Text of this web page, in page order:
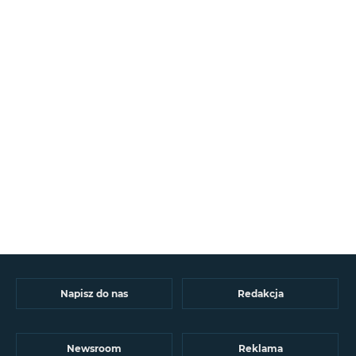
Napisz do nas Redakcja
Newsroom Reklama